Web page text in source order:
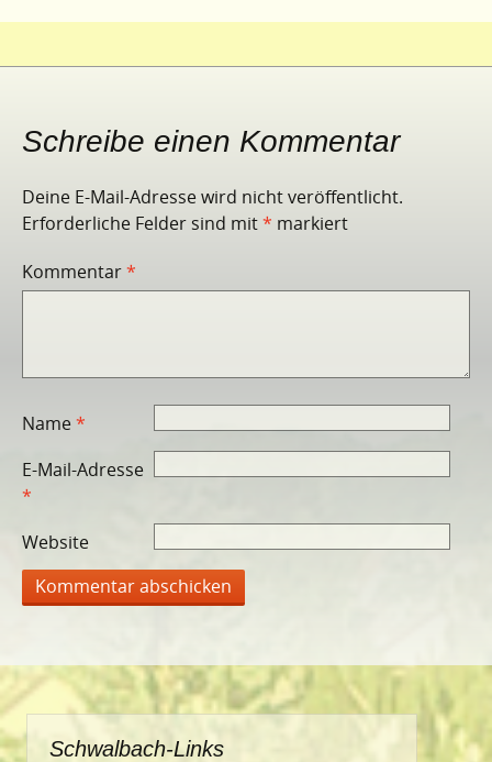
Schreibe einen Kommentar
Deine E-Mail-Adresse wird nicht veröffentlicht.
Erforderliche Felder sind mit* markiert
Kommentar*
Name*
E-Mail-Adresse
*
Website
Schwalbach-Links